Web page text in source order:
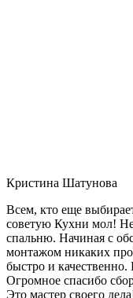
Кристина Шатунова
Всем, кто еще
советую Кухни мол!
спальню. Начиная с
монтажом никаких
быстро и
Огромное спасибо
Это мастер своего